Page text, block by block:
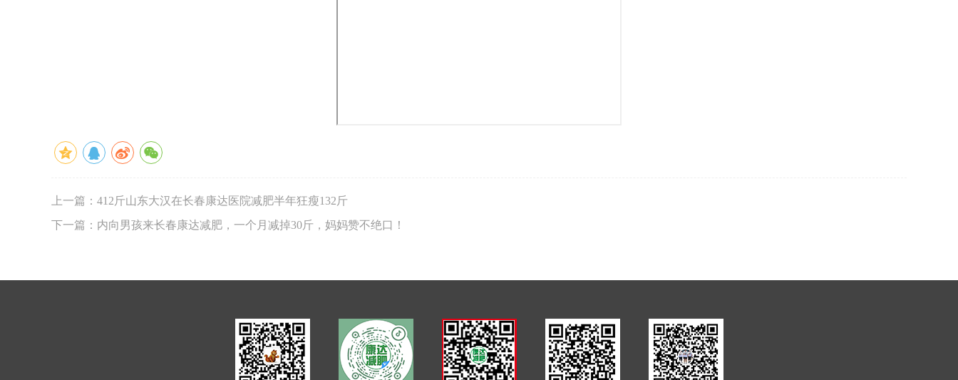
上一篇：412斤山东大汉在长春康达医院减肥半年狂瘦132斤
下一篇：内向男孩来长春康达减肥，一个月减掉30斤，妈妈赞不绝口！